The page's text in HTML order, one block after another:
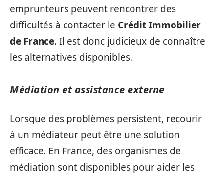
emprunteurs peuvent rencontrer des
difficultés à contacter le Crédit Immobilier
de France. Il est donc judicieux de connaître
les alternatives disponibles.
Médiation et assistance externe
Lorsque des problèmes persistent, recourir
à un médiateur peut être une solution
efficace. En France, des organismes de
médiation sont disponibles pour aider les